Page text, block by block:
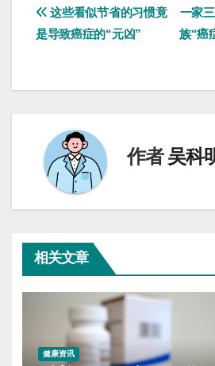
文
章
导
一家
族“癌
这些看似节省的习惯竟
是导致癌症的“元凶”
作者吴科
相关文章
健康资讯